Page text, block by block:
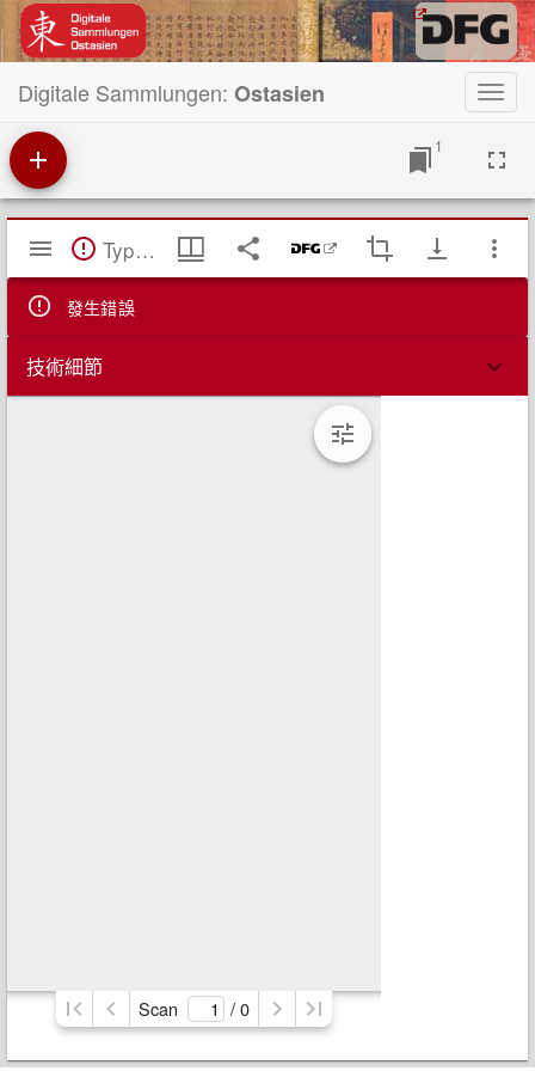
Digitale Sammlungen: Ostasien
1
Mirador
覽
TypeError: Failed to fetch
發生錯誤
技術細節
Scan / 0